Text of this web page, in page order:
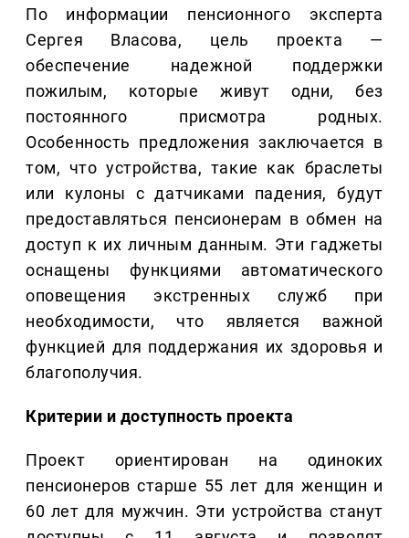
По информации пенсионного эксперта
Сергея Власова, цель проекта —
обеспечение надежной поддержки
пожилым, которые живут одни, без
постоянного присмотра родных.
Особенность предложения заключается в
том, что устройства, такие как браслеты
или кулоны с датчиками падения, будут
предоставляться пенсионерам в обмен на
доступ к их личным данным. Эти гаджеты
оснащены функциями автоматического
оповещения экстренных служб при
необходимости, что является важной
функцией для поддержания их здоровья и
благополучия.
Критерии и доступность проекта
Проект ориентирован на одиноких
пенсионеров старше 55 лет для женщин и
60 лет для мужчин. Эти устройства станут